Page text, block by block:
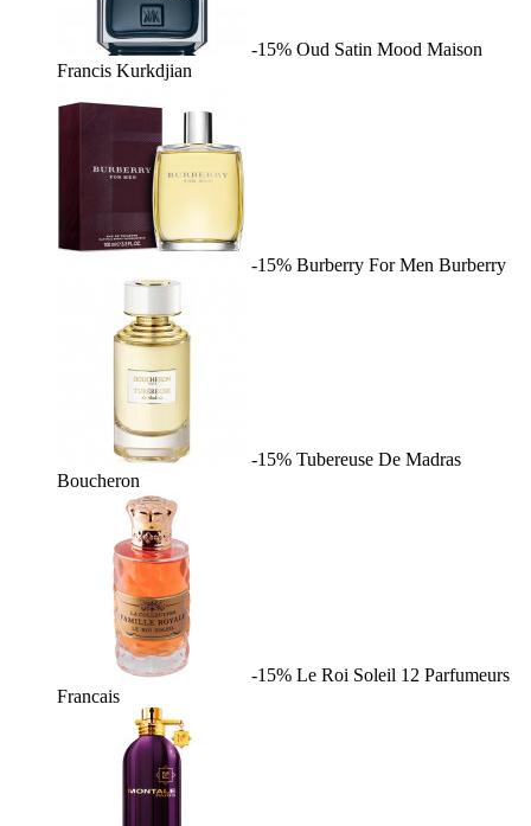
-15% Oud Satin Mood Maison
Francis Kurkdjian
-15% Burberry For Men Burberry
-15% Tubereuse De Madras
Boucheron
-15% Le Roi Soleil 12 Parfumeurs
Francais